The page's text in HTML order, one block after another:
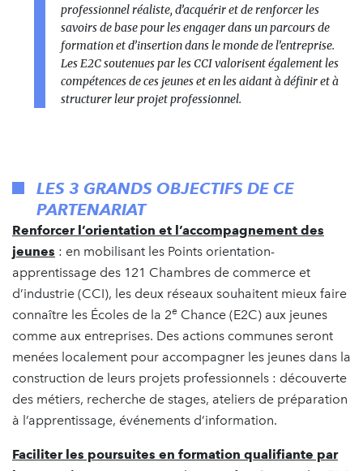
professionnel réaliste, d’acquérir et de renforcer les
savoirs de base pour les engager dans un parcours de
formation et d’insertion dans le monde de l’entreprise.
Les E2C soutenues par les CCI valorisent également les
compétences de ces jeunes et en les aidant à définir et à
structurer leur projet professionnel.
LES 3 GRANDS OBJECTIFS DE CE
PARTENARIAT
Renforcer l’orientation et l’accompagnement des
jeunes : en mobilisant les Points orientation-
apprentissage des 121 Chambres de commerce et
d’industrie (CCI), les deux réseaux souhaitent mieux faire
connaître les Écoles de la 2e Chance (E2C) aux jeunes
comme aux entreprises. Des actions communes seront
menées localement pour accompagner les jeunes dans la
construction de leurs projets professionnels : découverte
des métiers, recherche de stages, ateliers de préparation
à l’apprentissage, événements d’information.
Faciliter les poursuites en formation qualifiante par